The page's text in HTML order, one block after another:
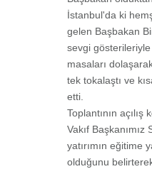
İstanbul'da ki
gelen Başbakan
sevgi
masaları
tek tokalaştı ve
etti.
Toplantının açılış
Vakıf
yatırımın eğitime
olduğunu